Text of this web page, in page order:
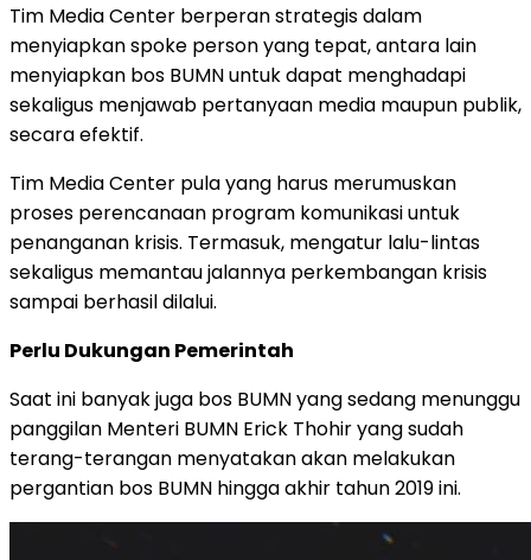
Tim Media Center berperan strategis dalam
menyiapkan spoke person yang tepat, antara lain
menyiapkan bos BUMN untuk dapat menghadapi
sekaligus menjawab pertanyaan media maupun publik,
secara efektif.
Tim Media Center pula yang harus merumuskan
proses perencanaan program komunikasi untuk
penanganan krisis. Termasuk, mengatur lalu-lintas
sekaligus memantau jalannya perkembangan krisis
sampai berhasil dilalui.
Perlu Dukungan Pemerintah
Saat ini banyak juga bos BUMN yang sedang menunggu
panggilan Menteri BUMN Erick Thohir yang sudah
terang-terangan menyatakan akan melakukan
pergantian bos BUMN hingga akhir tahun 2019 ini.